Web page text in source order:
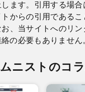
ます。引用する場
からの引用である
、当サイトへのリ
の必要もありません
ニストのコ